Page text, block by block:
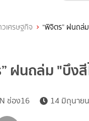
วเศรษฐกิจ “พิจิตร” ฝนถล่
ฝนถล่ม "บึง
ช่อง16 14 มิถุนาย